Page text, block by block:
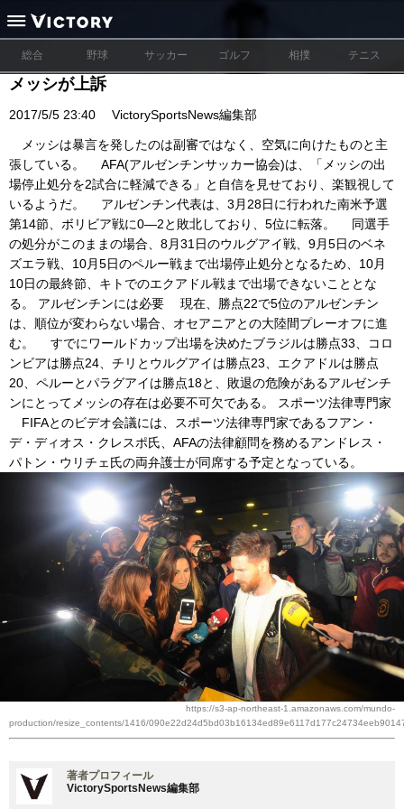
総合 野球 サッカー ゴルフ 相撲 テニス
メッシが上訴
2017/5/5 23:40 VictorySportsNews編集部
メッシは暴言を発したのは副審ではなく、空気に向けたものと主
張している。 AFA(アルゼンチンサッカー協会)は、「メッシの出
場停止処分を2試合に軽減できる」と自信を見せており、楽観視して
いるようだ。 アルゼンチン代表は、3月28日に行われた南米予選
第14節、ボリビア戦に0―2と敗北しており、5位に転落。 同選手
の処分がこのままの場合、8月31日のウルグアイ戦、9月5日のベネ
ズエラ戦、10月5日のペルー戦まで出場停止処分となるため、10月
10日の最終節、キトでのエクアドル戦まで出場できないこととな
る。 アルゼンチンには必要 現在、勝点22で5位のアルゼンチン
は、順位が変わらない場合、オセアニアとの大陸間プレーオフに進
む。 すでにワールドカップ出場を決めたブラジルは勝点33、コロ
ンビアは勝点24、チリとウルグアイは勝点23、エクアドルは勝点
20、ペルーとパラグアイは勝点18と、敗退の危険があるアルゼンチ
ンにとってメッシの存在は必要不可欠である。 スポーツ法律専門家
FIFAとのビデオ会議には、スポーツ法律専門家であるフアン・
デ・ディオス・クレスポ氏、AFAの法律顧問を務めるアンドレス・
パトン・ウリチェ氏の両弁護士が同席する予定となっている。
https://s3-ap-northeast-1.amazonaws.com/mundo-
production/resize_contents/1416/
著者プロフィール
VictorySportsNews編集部